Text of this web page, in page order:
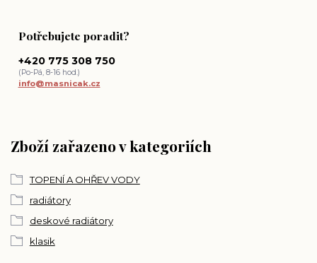
Zboží zařazeno v kategoriích
TOPENÍ A OHŘEV VODY
radiátory
deskové radiátory
klasik
Potřebujete poradit?
+420 775 308 750
(Po-Pá, 8-16 hod.)
info@masnicak.cz